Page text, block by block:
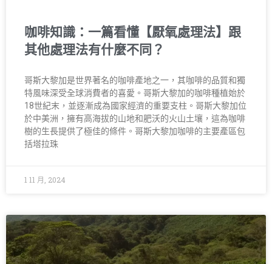
咖啡知識：一篇看懂【厭氧處理法】跟
其他處理法有什麼不同？
哥斯大黎加是世界著名的咖啡產地之一，其咖啡的品質和獨
特風味深受全球消費者的喜愛。哥斯大黎加的咖啡種植始於
18世紀末，並逐漸成為國家經濟的重要支柱。哥斯大黎加位
於中美洲，擁有高海拔的山地和肥沃的火山土壤，這為咖啡
樹的生長提供了極佳的條件。哥斯大黎加咖啡的主要產區包
括塔拉珠
1 11 月, 2024